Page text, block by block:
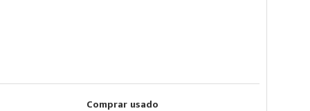
Comprar usado